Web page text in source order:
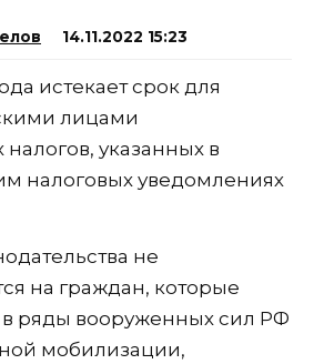
14.11.2022 15:23
истекает срок для
лицами
указанных в
налоговых уведомлениях
не
на граждан, которые
ряды вооруженных сил РФ
мобилизации,